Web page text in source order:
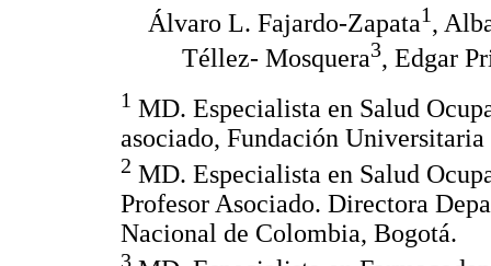
Álvaro L. Fajardo-Zapata1,
Téllez- Mosquera3, Edgar
1 MD. Especialista en Salud
asociado, Fundación
2 MD. Especialista en Salud
Profesor Asociado. Directora
Nacional de Colombia, Bogotá.
3